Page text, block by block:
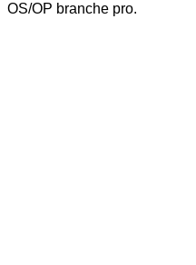
OS/OP branche pro.